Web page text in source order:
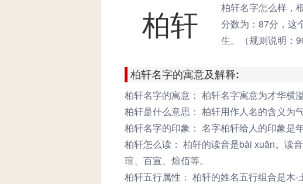
柏轩
柏轩名字怎么样，
分数为：87分，这
生。（规则说明：
柏轩名字的寓意及解释:
柏轩名字的寓意： 柏轩名字寓意为才华横
柏轩是什么意思： 柏轩用作人名的含义为
柏轩名字的印象： 名字柏轩给人的印象是
柏轩怎么读： 柏轩的读音是bǎi xuān。读
瑄、百宣、煊佰等。
柏轩五行属性： 柏轩的姓名五行组合是木-